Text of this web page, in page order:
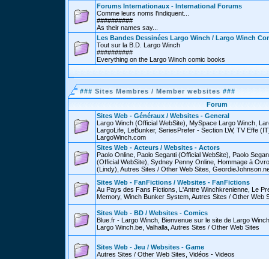
Forums Internationaux - International Forums
Comme leurs noms l'indiquent...
##########
As their names say...
Les Bandes Dessinées Largo Winch / Largo Winch
Tout sur la B.D. Largo Winch
##########
Everything on the Largo Winch comic books
### Sites Membres / Member websites ###
Forum
Sites Web - Généraux / Websites - General
Largo Winch (Official WebSite), MySpace Largo Winch,
LargoLife, LeBunker, SeriesPrefer - Section LW, TV Effe
LargoWinch.com
Sites Web - Acteurs / Websites - Actors
Paolo Online, Paolo Seganti (Official WebSite), Paolo
(Official WebSite), Sydney Penny Online, Hommage à
(Lindy), Autres Sites / Other Web Sites,
Sites Web - FanFictions / Websites - FanFictions
Au Pays des Fans Fictions, L'Antre Winchkrenienne, Le
Memory, Winch Bunker System, Autres Sites / Other Web
Sites Web - BD / Websites - Comics
Blue.fr - Largo Winch, Bienvenue sur le site de Largo
Largo Winch.be, Valhalla, Autres Sites / Other Web Sites
Sites Web - Jeu / Websites - Game
Autres Sites / Other Web Sites, Vidéos - Videos